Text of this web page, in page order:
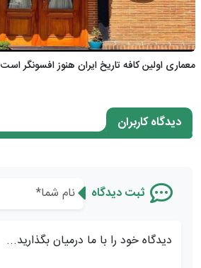
معماری اولین کافه تاریخ ایران هنوز افسونگر است
دیدگاه کاربران
ثبت دیدگاه
دیدگاه خود را با ما درمیان بگذارید...